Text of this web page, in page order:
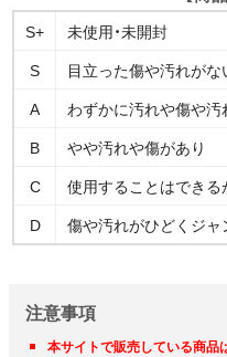
S+
未使用・未開封
S
目立った傷や汚れがな
A
わずかに汚れや傷や汚
B
やや汚れや傷があり
C
使用することはでき
D
傷や汚れがひどくジャ
注意事項
本サイトで販売している商品